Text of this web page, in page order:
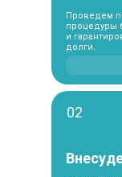
Проведем
процедуры
и
долги.
02